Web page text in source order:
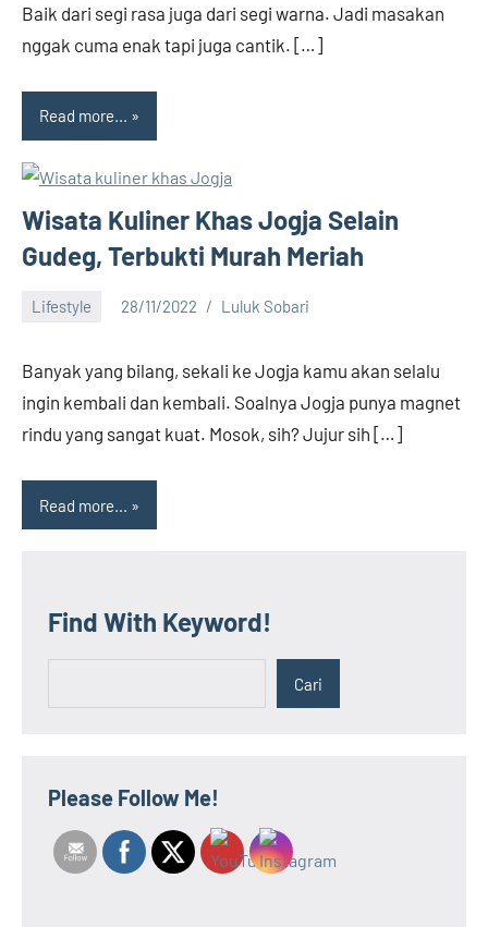
Baik dari segi rasa juga dari segi warna. Jadi masakan
nggak cuma enak tapi juga cantik. […]
Read more...
Wisata Kuliner Khas Jogja Selain
Gudeg, Terbukti Murah Meriah
Lifestyle 28/11/2022 Luluk Sobari
Banyak yang bilang, sekali ke Jogja kamu akan selalu
ingin kembali dan kembali. Soalnya Jogja punya magnet
rindu yang sangat kuat. Mosok, sih? Jujur sih […]
Read more...
Find With Keyword!
Cari
Please Follow Me!